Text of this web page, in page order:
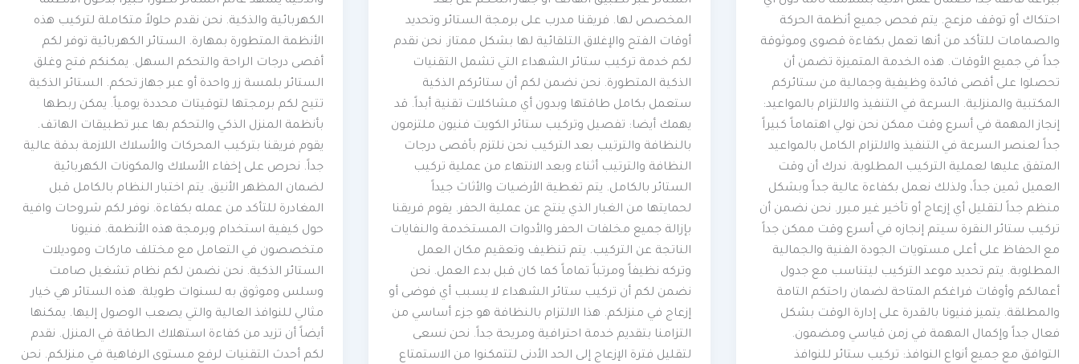
احتكاك أو توقف مزعج. يتم فحص جميع أنظمة الحركة
والصمامات للتأكد من أنها تعمل بكفاءة قصوى وموثوقة
جداً في جميع الأوقات. هذه الخدمة المتميزة تضمن أن
تحصلوا على أقصى فائدة وظيفية وجمالية من ستائركم
المكتبية والمنزلية. السرعة في التنفيذ والالتزام بالمواعيد:
إنجاز المهمة في أسرع وقت ممكن نحن نولي اهتماماً كبيراً
جداً لعنصر السرعة في التنفيذ والالتزام الكامل بالمواعيد
المتفق عليها لعملية التركيب المطلوبة. ندرك أن وقت
العميل ثمين جداً، ولذلك نعمل بكفاءة عالية جداً وبشكل
منظم جداً لتقليل أي إزعاج أو تأخير غير مبرر. نحن نضمن أن
تركيب ستائر النقرة سيتم إنجازه في أسرع وقت ممكن جداً
مع الحفاظ على أعلى مستويات الجودة الفنية والجمالية
المطلوبة. يتم تحديد موعد التركيب ليتناسب مع جدول
أعمالكم وأوقات فراغكم المتاحة لضمان راحتكم التامة
والمطلقة. يتميز فنيونا بالقدرة على إدارة الوقت بشكل
فعال جداً وإكمال المهمة في زمن قياسي ومضمون.
التوافق مع جميع أنواع النوافذ: تركيب ستائر للنوافذ
المخصص لها. فريقنا مدرب على برمجة الستائر وتحديد
أوقات الفتح والإغلاق التلقائية لها بشكل ممتاز. نحن نقدم
لكم خدمة تركيب ستائر الشهداء التي تشمل التقنيات
الذكية المتطورة. نحن نضمن لكم أن ستائركم الذكية
ستعمل بكامل طاقتها وبدون أي مشاكلات تقنية أبداً. قد
يهمك أيضا: تفصيل وتركيب ستائر الكويت فنيون ملتزمون
بالنظافة والترتيب بعد التركيب نحن نلتزم بأقصى درجات
النظافة والترتيب أثناء وبعد الانتهاء من عملية تركيب
الستائر بالكامل. يتم تغطية الأرضيات والأثاث جيداً
لحمايتها من الغبار الذي ينتج عن عملية الحفر. يقوم فريقنا
بإزالة جميع مخلفات الحفر والأدوات المستخدمة والنفايات
الناتجة عن التركيب. يتم تنظيف وتعقيم مكان العمل
وتركه نظيفاً ومرتباً تماماً كما كان قبل بدء العمل. نحن
نضمن لكم أن تركيب ستائر الشهداء لا يسبب أي فوضى أو
إزعاج في منزلكم. هذا الالتزام بالنظافة هو جزء أساسي من
التزامنا بتقديم خدمة احترافية ومريحة جداً. نحن نسعى
لتقليل فترة الإزعاج إلى الحد الأدنى لتتمكنوا من الاستمتاع
الكهربائية والذكية. نحن نقدم حلولاً متكاملة لتركيب هذه
الأنظمة المتطورة بمهارة. الستائر الكهربائية توفر لكم
أقصى درجات الراحة والتحكم السهل. يمكنكم فتح وغلق
الستائر بلمسة زر واحدة أو عبر جهاز تحكم. الستائر الذكية
تتيح لكم برمجتها لتوقيتات محددة يومياً. يمكن ربطها
بأنظمة المنزل الذكي والتحكم بها عبر تطبيقات الهاتف.
يقوم فريقنا بتركيب المحركات والأسلاك اللازمة بدقة عالية
جداً. نحرص على إخفاء الأسلاك والمكونات الكهربائية
لضمان المظهر الأنيق. يتم اختبار النظام بالكامل قبل
المغادرة للتأكد من عمله بكفاءة. نوفر لكم شروحات وافية
حول كيفية استخدام وبرمجة هذه الأنظمة. فنيونا
متخصصون في التعامل مع مختلف ماركات وموديلات
الستائر الذكية. نحن نضمن لكم نظام تشغيل صامت
وسلس وموثوق به لسنوات طويلة. هذه الستائر هي خيار
مثالي للنوافذ العالية والتي يصعب الوصول إليها. يمكنها
أيضاً أن تزيد من كفاءة استهلاك الطاقة في المنزل. نقدم
لكم أحدث التقنيات لرفع مستوى الرفاهية في منزلكم. نحن